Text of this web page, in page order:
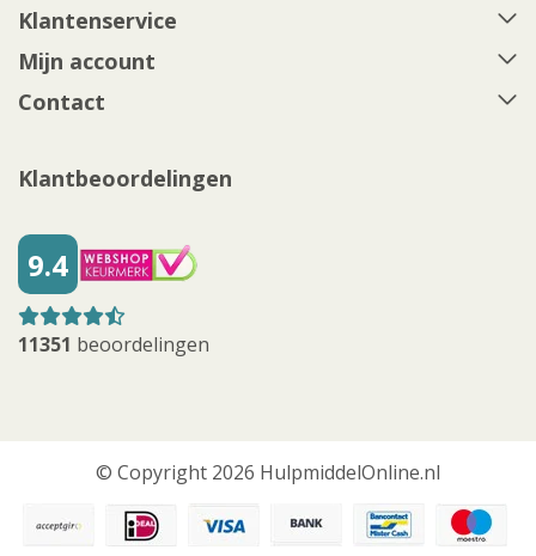
Klantenservice
Mijn account
Contact
Klantbeoordelingen
9.4
11351 beoordelingen
© Copyright 2026 HulpmiddelOnline.nl